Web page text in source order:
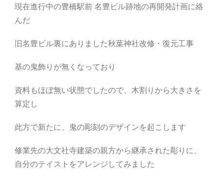
現在進行中の豊橋駅前 名豊ビル跡地の再開発計画に絡
んだ
旧名豊ビル裏にありました秋葉神社改修・復元工事
基の鬼飾りが無くなっており
資料もほぼ無い状態でしたので、木割りから大きさを
算定し
此方で新たに、鬼の彫刻のデザインを起こします
修業先の大文社寺建築の親方から継承された彫りに、
自分のテイストをアレンジしてみました